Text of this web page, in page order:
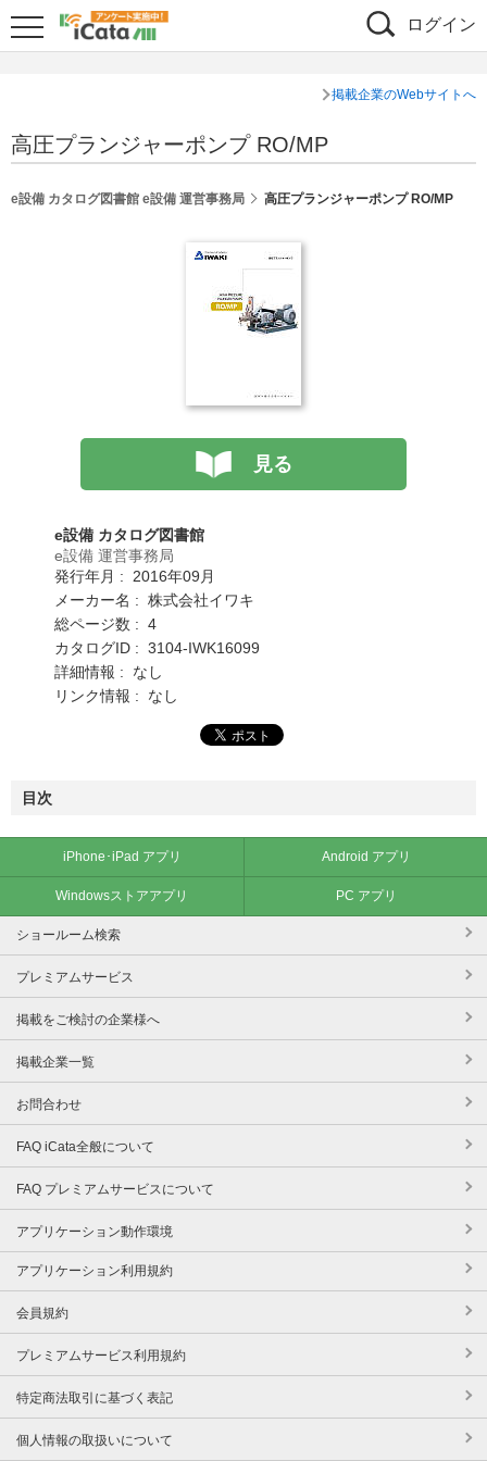
ログイン
掲載企業のWebサイトへ
高圧プランジャーポンプ RO/MP
e設備 カタログ図書館 e設備 運営事務局 高圧プランジャーポンプ RO/MP
見る
e設備 カタログ図書館
e設備 運営事務局
発行年月 : 2016年09月
メーカー名 : 株式会社イワキ
総ページ数 : 4
カタログID : 3104-IWK16099
詳細情報 : なし
リンク情報 : なし
目次
iPhone･iPad アプリ Android アプリ
Windowsストアアプリ PC アプリ
ショールーム検索
プレミアムサービス
掲載をご検討の企業様へ
掲載企業一覧
お問合わせ
FAQ iCata全般について
FAQ プレミアムサービスについて
アプリケーション動作環境
アプリケーション利用規約
会員規約
プレミアムサービス利用規約
特定商法取引に基づく表記
個人情報の取扱いについて